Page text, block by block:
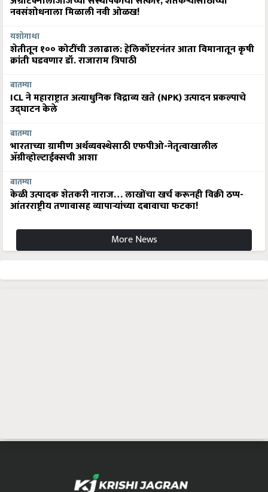
नवसंशोधनाला मिळाली नवी ओळख!
यशोगाथा
शेतीतून १०० कोटींची उलाढाल: हेलिकॉप्टरनंतर आता विमानातून कृषी
क्रांती घडवणार डॉ. राजाराम त्रिपाठी
बातम्या
ICL ने महाराष्ट्रात अत्याधुनिक विद्राव्य खते (NPK) उत्पादन प्रकल्पाचे
उद्घाटन केले
बातम्या
भारताच्या ग्रामीण अर्थव्यवस्थेसाठी एफपीओ-नेतृत्वाखालील
अ‍ॅग्रीव्होल्टाईक्सची आशा
बातम्या
केळी उत्पादक शेतकरी नाराज… लाखोंचा खर्च करूनही विक्री ठप्प-
आंतरराष्ट्रीय तणावासह व्यापाऱ्यांच्या दबावाचा फटका!
More News